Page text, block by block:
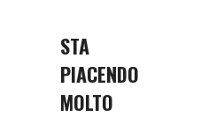
STA
PIACENDO
MOLTO